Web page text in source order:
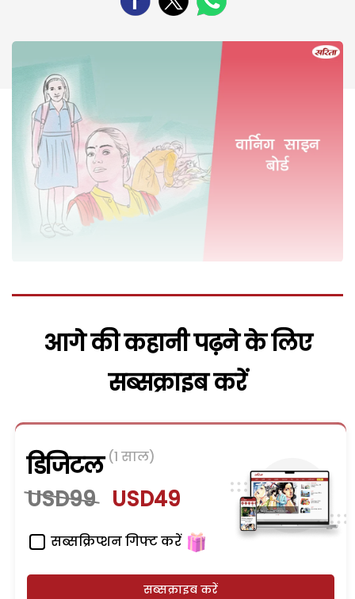
आगे की कहानी पढ़ने के लिए
सब्सक्राइब करें
डिजिटल (1 साल)
USD99 USD49
सब्सक्रिप्शन गिफ्ट करें
सब्सक्राइब करें